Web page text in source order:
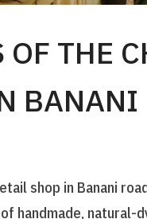
THE
BANANI
shop in Banani
handmade,